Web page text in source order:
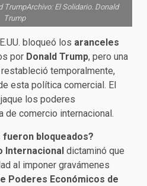
TrumpArchivo: El Solidario. Donald
Trump
bloqueó los aranceles
por Donald Trump, pero una
temporalmente,
esta política comercial. El
los poderes
de comercio internacional.
bloqueados?
Internacional dictaminó que
al imponer gravámenes
Poderes Económicos de